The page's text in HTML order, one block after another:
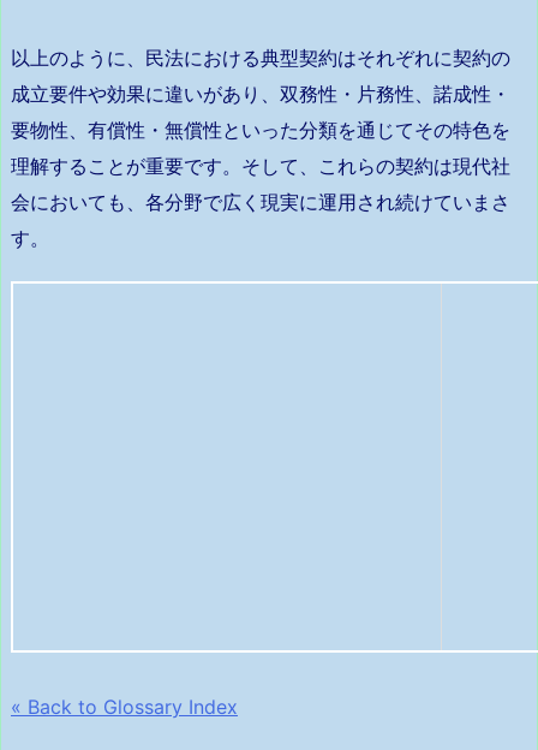
以上のように、民法における典型契約はそれぞれに契約の
成立要件や効果に違いがあり、双務性・片務性、諾成性・
要物性、有償性・無償性といった分類を通じてその特色を
理解することが重要です。そして、これらの契約は現代社
会においても、各分野で広く現実に運用され続けていまさ
す。
« Back to Glossary Index